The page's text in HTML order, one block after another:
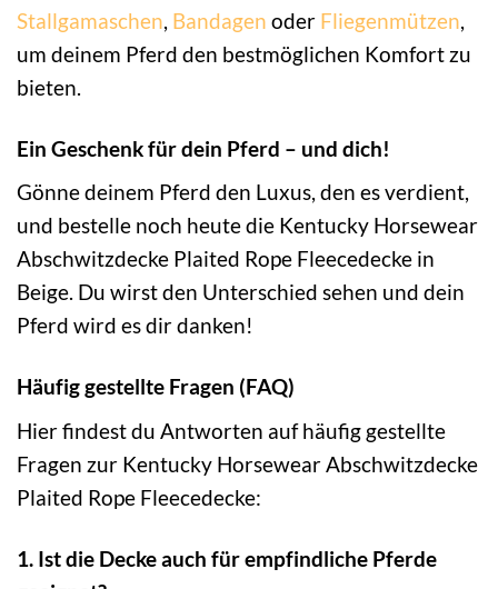
Stallgamaschen Bandagen oder Fliegenmützen
um deinem Pferd den bestmöglichen Komfort zu
bieten.
Ein Geschenk für dein Pferd – und dich!
Gönne deinem Pferd den Luxus, den es verdient,
und bestelle noch heute die Kentucky Horsewear
Abschwitzdecke Plaited Rope Fleecedecke in
Beige. Du wirst den Unterschied sehen und dein
Pferd wird es dir danken!
Häufig gestellte Fragen (FAQ)
Hier findest du Antworten auf häufig gestellte
Fragen zur Kentucky Horsewear Abschwitzdecke
Plaited Rope Fleecedecke:
1. Ist die Decke auch für empfindliche Pferde